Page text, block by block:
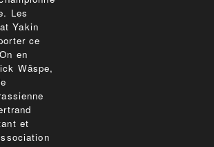
Les
Yakin
ce
en
Wäspe,
et